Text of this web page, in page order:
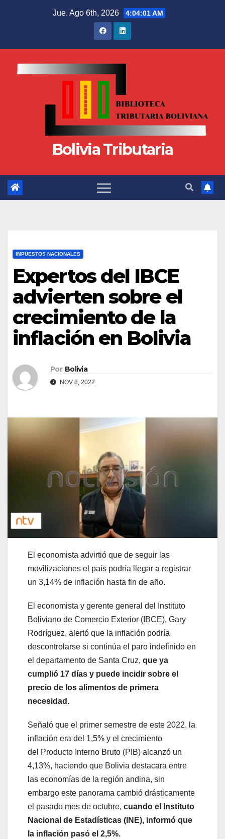
Jue. Ago 6th, 2026 4:04:01 AM
Bolivia Tributaria
IMPUESTOS NACIONALES
Expertos del IBCE
advierten sobre el
crecimiento de la
inflación en Bolivia
Por Bolivia
NOV 8, 2022
El economista advirtió que de seguir las
movilizaciones el país podría llegar a registrar
un 3,14% de inflación hasta fin de año.
El economista y gerente general del Instituto
Boliviano de Comercio Exterior (IBCE), Gary
Rodríguez, alertó que la inflación podría
descontrolarse si continúa el paro indefinido en
el departamento de Santa Cruz, que ya
cumplió 17 días y puede incidir sobre el
precio de los alimentos de primera
necesidad.
Señaló que el primer semestre de este 2022, la
inflación era del 1,5% y el crecimiento
del Producto Interno Bruto (PIB) alcanzó un
4,13%, haciendo que Bolivia destacara entre
las economías de la región andina, sin
embargo este panorama cambió drásticamente
el pasado mes de octubre, cuando el Instituto
Nacional de Estadísticas (INE), informó que
la inflación pasó el 2,5%.